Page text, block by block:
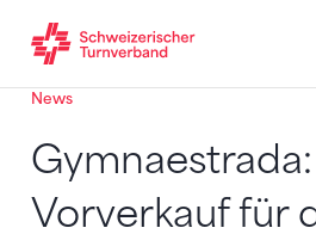
Zum Inhalt springen
Zur Sitemap navigieren
Zum Navigieren dieser Seite
News
Gymnaestrada:
Vorverkauf für